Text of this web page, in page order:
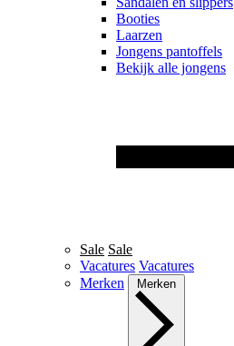
Booties
Laarzen
Jongens pantoffels
Bekijk alle jongens
Sale Sale
Vacatures Vacatures
Merken
Merken